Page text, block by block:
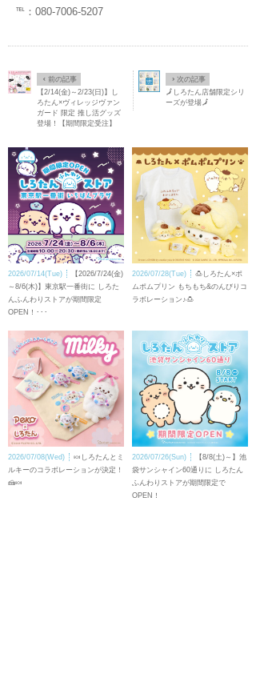
℡：080-7006-5207
Ô 前の記事
【2/14(金)～2/23(日)】し
ろたん×ヴィレッジヴァン
ガード 限定 推し活グッズ
登場！【期間限定受注】
× 次の記事
🗾しろたん店舗限定シリ
ーズが登場🗾
2026/07/14(Tue)
【2026/7/24(金)
～8/6(木)】東京駅一番街に しろた
んふんわりストアが期間限定
OPEN！･･･
2026/07/28(Tue)
🍮しろたん×ポ
ムポムプリン もちもち&のんびりコ
ラボレーション♪🍮
2026/07/08(Wed)
🍬しろたんとミ
ルキーのコラボレーションが決定！
🍰🍬
2026/07/26(Sun)
【8/8(土)～】池
袋サンシャイン60通りに しろたん
ふんわりストアが期間限定で
OPEN！